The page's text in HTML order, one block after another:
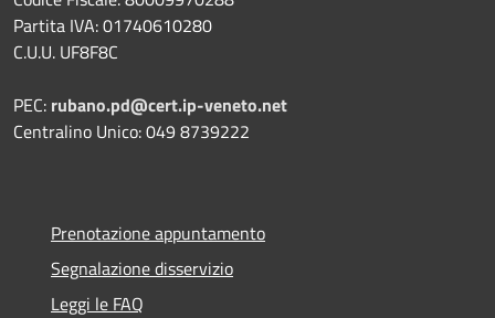
Partita IVA: 01740610280
C.U.U. UF8F8C
PEC: rubano.pd@cert.ip-veneto.net
Centralino Unico: 049 8739222
Prenotazione appuntamento
Segnalazione disservizio
Leggi le FAQ